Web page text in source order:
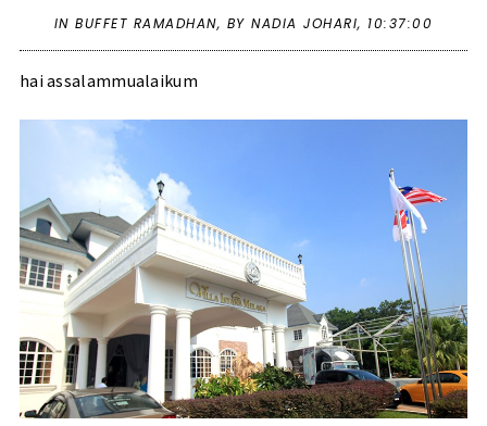
INBUFFET RAMADHAN, BY NADIA JOHARI, 10:37:00
hai assalammualaikum